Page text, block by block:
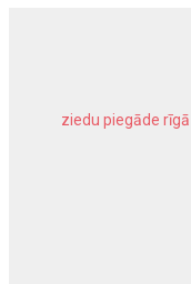
ziedu piegāde rīgā